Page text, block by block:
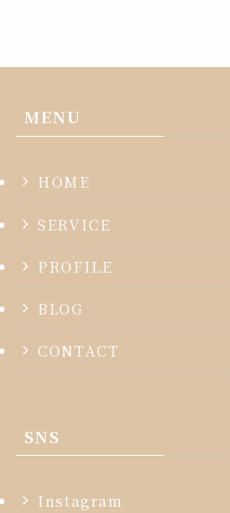
MENU
HOME
SERVICE
PROFILE
BLOG
CONTACT
SNS
Instagram